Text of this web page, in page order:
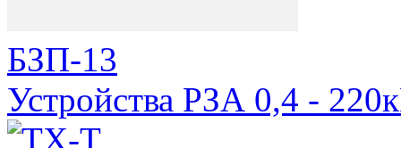
БЗП-13
Устройства РЗА 0,4 -